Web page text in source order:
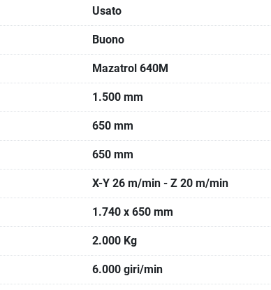
Usato
Buono
Mazatrol 640M
1.500 mm
650 mm
650 mm
X-Y 26 m/min - Z 20 m/min
1.740 x 650 mm
2.000 Kg
6.000 giri/min